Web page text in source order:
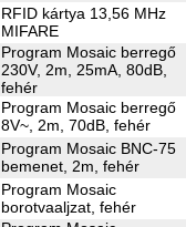
RFID kártya 13,56 MHz
MIFARE
Program Mosaic berregő
230V, 2m, 25mA, 80dB,
fehér
Program Mosaic berregő
8V~, 2m, 70dB, fehér
Program Mosaic BNC-75
bemenet, 2m, fehér
Program Mosaic
borotvaaljzat, fehér